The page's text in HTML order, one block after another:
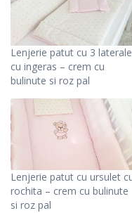
Lenjerie patut cu 3 laterale
cu ingeras – crem cu
bulinute si roz pal
Lenjerie patut cu ursulet
rochita – crem cu bulinute
si roz pal